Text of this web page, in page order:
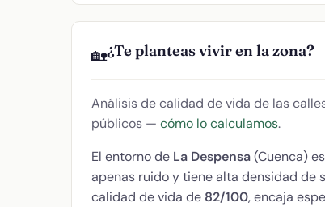
🏡¿Te planteas vivir en la zona?
Análisis de calidad de vida de las
públicos — cómo lo calculamos.
El entorno de La Despensa(Cuenca)
apenas ruido y tiene alta densidad de
calidad de vida de 82/100, encaja